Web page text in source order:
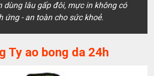
dùng lâu gấp đôi, mực in không có
ứng - an toàn cho sức khoẻ.
Ty ao bong da 24h